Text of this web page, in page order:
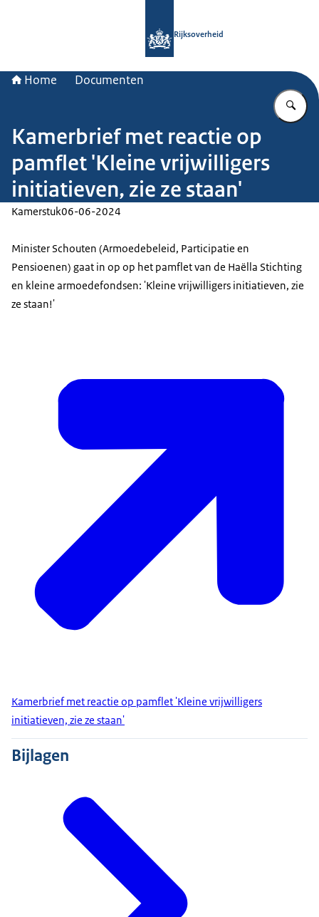
Rijksoverheid
Home Documenten
Kamerbrief met reactie op
pamflet 'Kleine vrijwilligers
initiatieven, zie ze staan'
Kamerstuk06-06-2024
Minister Schouten (Armoedebeleid, Participatie en
Pensioenen) gaat in op op het pamflet van de Haëlla Stichting
en kleine armoedefondsen: 'Kleine vrijwilligers initiatieven, zie
ze staan!'
Kamerbrief met reactie op pamflet 'Kleine vrijwilligers
initiatieven, zie ze staan'
Bijlagen